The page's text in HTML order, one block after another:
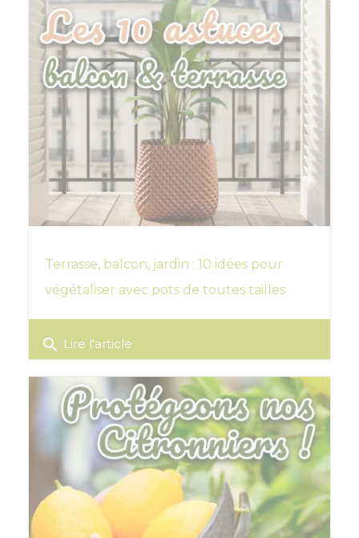
Terrasse, balcon, jardin : 10 idées pour
végétaliser avec pots de toutes tailles
search Lire l'article